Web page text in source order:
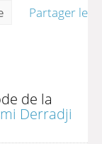
Partager le
de la
Derradji